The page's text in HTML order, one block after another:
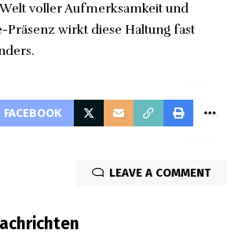
voller Aufmerksamkeit und
Präsenz wirkt diese Haltung fast
FACEBOOK
LEAVE A COMMENT